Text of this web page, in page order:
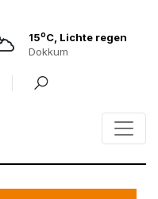
15oC, Lichte regen
Dokkum